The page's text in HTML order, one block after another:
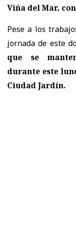
Viña del Mar,
Pese a los
jornada de este
que se
durante este
Ciudad Jardín.